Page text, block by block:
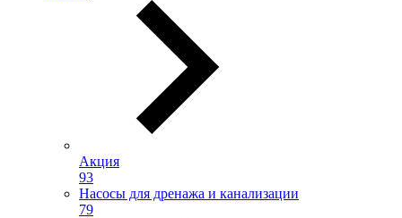
Акция
93
Насосы для дренажа и канализации
79